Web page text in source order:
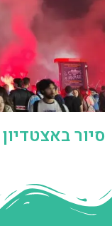
סיור